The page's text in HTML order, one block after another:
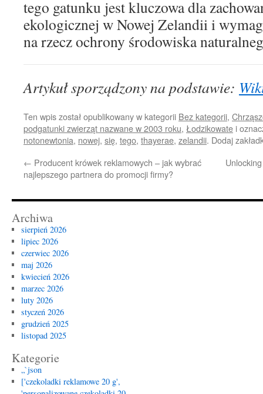
tego gatunku jest kluczowa dla
ekologicznej w Nowej Zelandii i
na rzecz ochrony środowiska
Artykuł sporządzony na podstawie:
Ten wpis został opublikowany w kategorii Bez kategorii,
podgatunki zwierząt nazwane w 2003 roku, Łodzikowate i
notonewtonia, nowej, się, tego, thayerae, zelandii. Dodaj
← Producent krówek reklamowych – jak wybrać
najlepszego partnera do promocji firmy?
Archiwa
sierpień 2026
lipiec 2026
czerwiec 2026
maj 2026
kwiecień 2026
marzec 2026
luty 2026
styczeń 2026
grudzień 2025
listopad 2025
Kategorie
„`json
['czekoladki reklamowe 20 g',